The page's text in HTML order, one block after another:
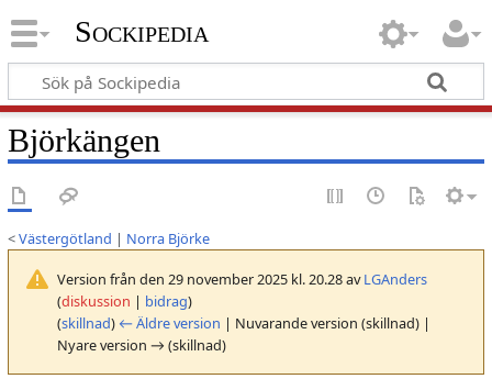
Sockipedia
Björkängen
<Västergötland | Norra Björke
Version från den 29 november 2025 kl. 20.28 avLGAnders
(diskussion | bidrag)
(skillnad) ← Äldre version | Nuvarande version (skillnad) |
Nyare version → (skillnad)